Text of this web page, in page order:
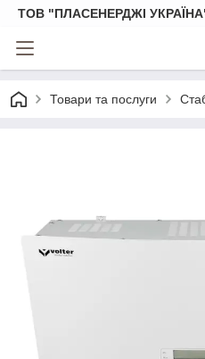
ТОВ "ПЛАСЕНЕРДЖІ
Товари та послуги